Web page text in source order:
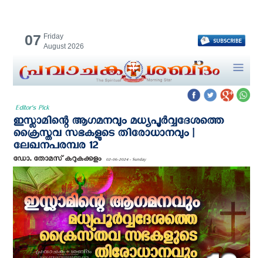
07 Friday
August 2026
Editor's Pick
ഇസ്ലാമിന്റെ ആഗമനവും മധ്യപൂര്‍വ്വദേശത്തെ
ക്രൈസ്തവ സഭകളുടെ തിരോധാനവും |
ലേഖനപരമ്പര 12
ഡോ. തോമസ് കറുകക്കളം 02-06-2024 - Sunday